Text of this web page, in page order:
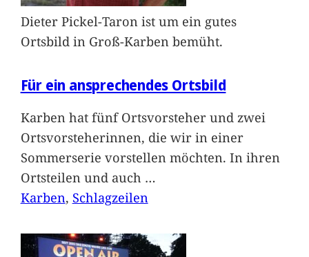
Dieter Pickel-Taron ist um ein gutes
Ortsbild in Groß-Karben bemüht.
Für ein ansprechendes Ortsbild
Karben hat fünf Ortsvorsteher und zwei
Ortsvorsteherinnen, die wir in einer
Sommerserie vorstellen möchten. In ihren
Ortsteilen und auch …
Karben, Schlagzeilen